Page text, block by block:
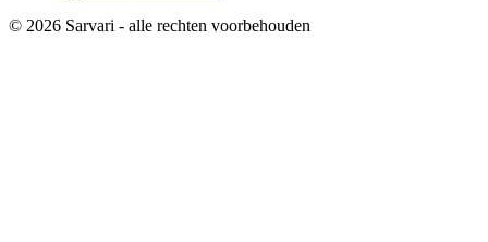
© 2026 Sarvari - alle rechten voorbehouden